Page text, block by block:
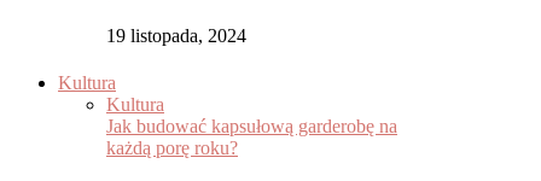
19 listopada, 2024
Kultura
Kultura
Jak budować kapsułową garderobę na
każdą porę roku?